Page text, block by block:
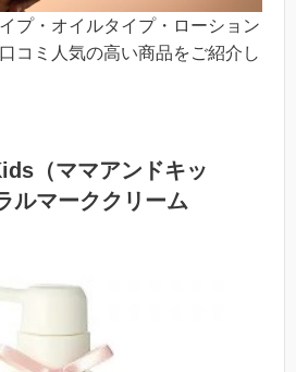
プ・オイルタイプ・ローション
コミ人気の高い商品をご紹介し
（ママアンドキッ
ルマーククリーム